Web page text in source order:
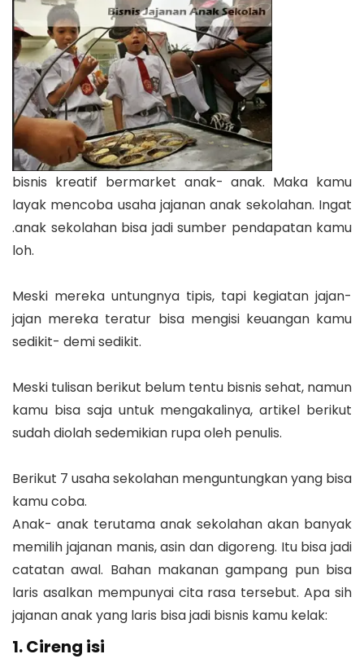
bisnis kreatif bermarket anak- anak. Maka kamu
layak mencoba usaha jajanan anak sekolahan. Ingat
.anak sekolahan bisa jadi sumber pendapatan kamu
loh.
Meski mereka untungnya tipis, tapi kegiatan jajan-
jajan mereka teratur bisa mengisi keuangan kamu
sedikit- demi sedikit.
Meski tulisan berikut belum tentu bisnis sehat, namun
kamu bisa saja untuk mengakalinya, artikel berikut
sudah diolah sedemikian rupa oleh penulis.
Berikut 7 usaha sekolahan menguntungkan yang bisa
kamu coba.
Anak- anak terutama anak sekolahan akan banyak
memilih jajanan manis, asin dan digoreng. Itu bisa jadi
catatan awal. Bahan makanan gampang pun bisa
laris asalkan mempunyai cita rasa tersebut. Apa sih
jajanan anak yang laris bisa jadi bisnis kamu kelak:
1. Cireng isi